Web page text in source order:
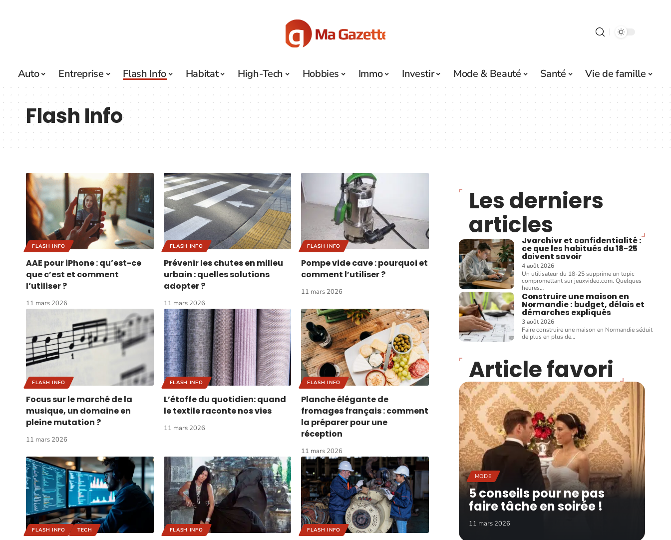
Auto Entreprise Flash Info Habitat High-Tech Hobbies Immo Investir Mode & Beauté Santé Vie de famille
Flash Info
FLASH INFO
AAE pour iPhone : qu’est-ce
que c’est et comment
l’utiliser ?
11 mars 2026
FLASH INFO
Prévenir les chutes en milieu
urbain : quelles solutions
adopter ?
11 mars 2026
FLASH INFO
Pompe vide cave : pourquoi et
comment l’utiliser ?
11 mars 2026
FLASH INFO
Focus sur le marché de la
musique, un domaine en
pleine mutation ?
11 mars 2026
FLASH INFO
L’étoffe du quotidien: quand
le textile raconte nos vies
11 mars 2026
FLASH INFO
Planche élégante de
fromages français : comment
la préparer pour une
réception
11 mars 2026
FLASH INFO TECH FLASH INFO FLASH INFO
Les derniers
articles
Jvarchivr et confidentialité :
ce que les habitués du 18-25
doivent savoir
4 août 2026
Un utilisateur du 18-25 supprime un topic
compromettant sur jeuxvideo.com. Quelques
heures…
Construire une maison en
Normandie : budget, délais et
démarches expliqués
3 août 2026
Faire construire une maison en Normandie séduit
de plus en plus de…
Article favori
MODE
5 conseils pour ne pas
faire tâche en soirée !
11 mars 2026